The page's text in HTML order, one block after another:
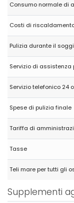
Consumo normale di
Costi di
Pulizia durante il
Servizio di
Servizio telefonico 24
Spese di pulizia finale
Tariffa di
Tasse
Teli mare per tutti gli
Supplementi